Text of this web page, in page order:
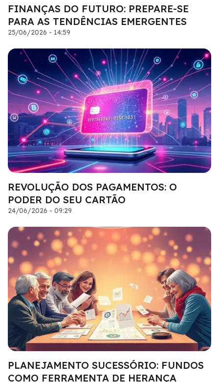
FINANÇAS DO FUTURO: PREPARE-SE
PARA AS TENDÊNCIAS EMERGENTES
25/06/2026 - 14:59
REVOLUÇÃO DOS PAGAMENTOS: O
PODER DO SEU CARTÃO
24/06/2026 - 09:29
PLANEJAMENTO SUCESSÓRIO: FUNDOS
COMO FERRAMENTA DE HERANÇA